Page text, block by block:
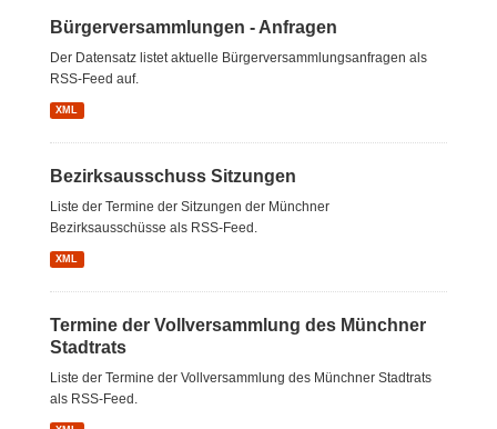
Bürgerversammlungen - Anfragen
Der Datensatz listet aktuelle Bürgerversammlungsanfragen als
RSS-Feed auf.
XML
Bezirksausschuss Sitzungen
Liste der Termine der Sitzungen der Münchner
Bezirksausschüsse als RSS-Feed.
XML
Termine der Vollversammlung des Münchner
Stadtrats
Liste der Termine der Vollversammlung des Münchner Stadtrats
als RSS-Feed.